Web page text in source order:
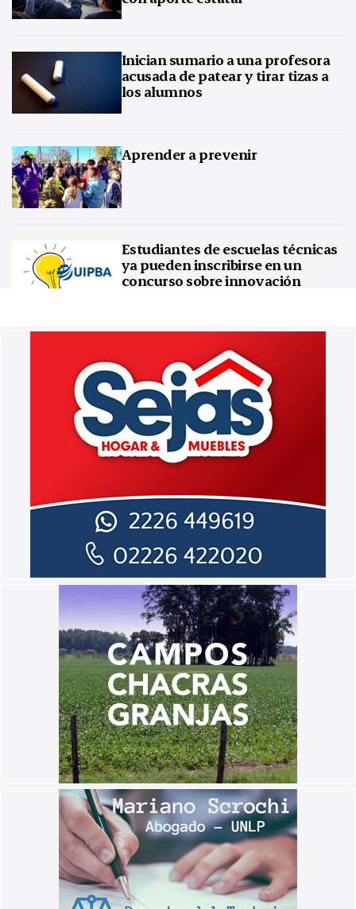
Inician sumario a una profesora
acusada de patear y tirar tizas a
los alumnos
Aprender a prevenir
Estudiantes de escuelas técnicas
ya pueden inscribirse en un
concurso sobre innovación